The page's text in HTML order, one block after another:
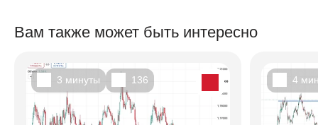
Вам также может быть интересно
3 минуты 136 4